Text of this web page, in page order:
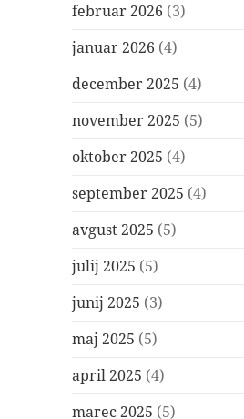
februar 2026 (3)
januar 2026 (4)
december 2025 (4)
november 2025 (5)
oktober 2025 (4)
september 2025 (4)
avgust 2025 (5)
julij 2025 (5)
junij 2025 (3)
maj 2025 (5)
april 2025 (4)
marec 2025 (5)